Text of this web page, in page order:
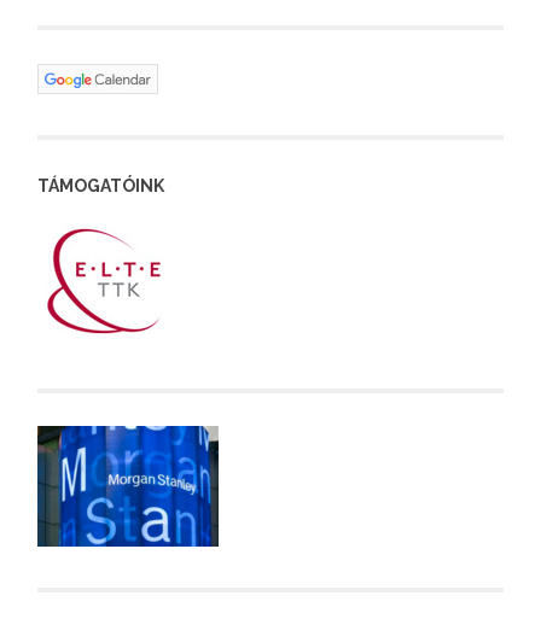
TÁMOGATÓINK